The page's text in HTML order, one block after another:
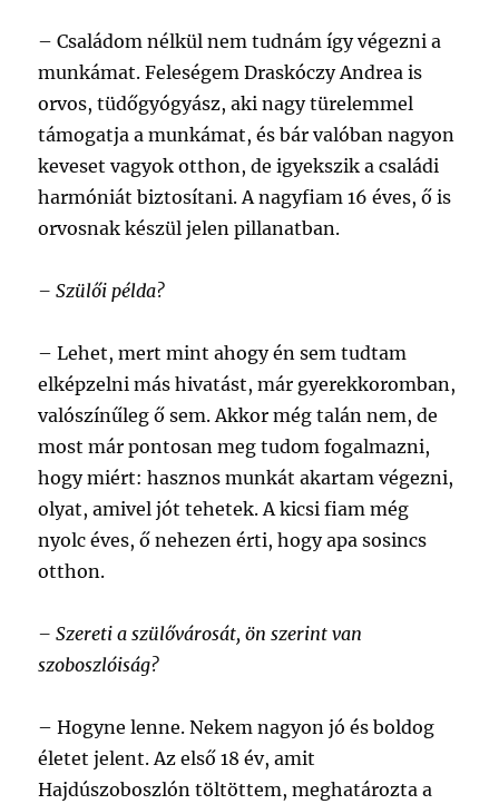
–Családom nélkül nem tudnám így végezni a
munkámat. Feleségem Draskóczy Andrea is
orvos, tüdőgyógyász, aki nagy türelemmel
támogatja a munkámat, és bár valóban nagyon
keveset vagyok otthon, de igyekszik a családi
harmóniát biztosítani. A nagyfiam 16 éves, ő is
orvosnak készül jelen pillanatban.
– Szülői példa?
–Lehet, mert mint ahogy én sem tudtam
elképzelni más hivatást, már gyerekkoromban,
valószínűleg ő sem. Akkor még talán nem, de
most már pontosan meg tudom fogalmazni,
hogy miért: hasznos munkát akartam végezni,
olyat, amivel jót tehetek. A kicsi fiam még
nyolc éves, ő nehezen érti, hogy apa sosincs
otthon.
– Szereti a szülővárosát, ön szerint van
szoboszlóiság?
–Hogyne lenne. Nekem nagyon jó és boldog
életet jelent. Az első 18 év, amit
Hajdúszoboszlón töltöttem, meghatározta a